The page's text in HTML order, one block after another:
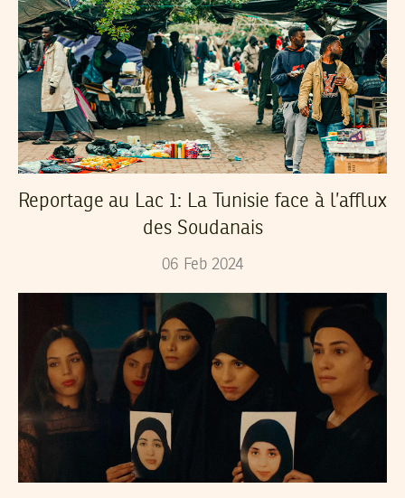
Reportage au Lac 1: La Tunisie face à l’afflux
des Soudanais
06 Feb 2024